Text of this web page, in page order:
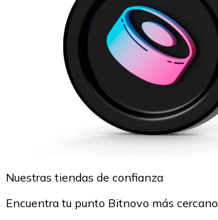
Nuestras tiendas de confianza
Encuentra tu punto Bitnovo más cercano